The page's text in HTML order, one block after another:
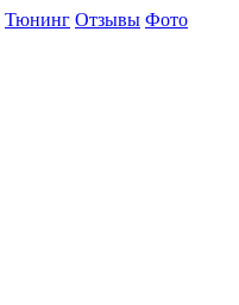
Тюнинг Отзывы Фото